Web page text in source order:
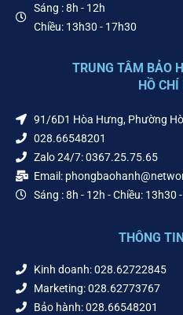
Sáng : 8h - 12h
Chiều: 13h30 - 17h30
TRUNG TÂM BẢO
HỒ
91/6D1 Hòa Hưng, Phường
028.66548201
Zalo 24/7: 0367.25.75.65
Email:
Sáng : 8h - 12h - Chiều: 13h30
THÔNG
Kinh doanh: 028.62722845
Marketing: 028.62773767
Bảo hành: 028.66548201